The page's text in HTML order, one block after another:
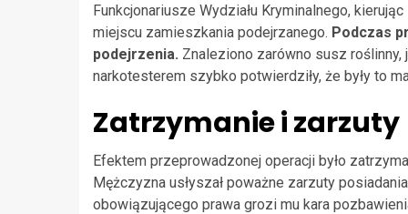
Funkcjonariusze Wydziału Kryminalnego,
miejscu zamieszkania podejrzanego. Podczas
podejrzenia. Znaleziono zarówno susz
narkotesterem szybko potwierdziły, że były to
Zatrzymanie i zarzuty
Efektem przeprowadzonej operacji było
Mężczyzna usłyszał poważne zarzuty
obowiązującego prawa grozi mu kara